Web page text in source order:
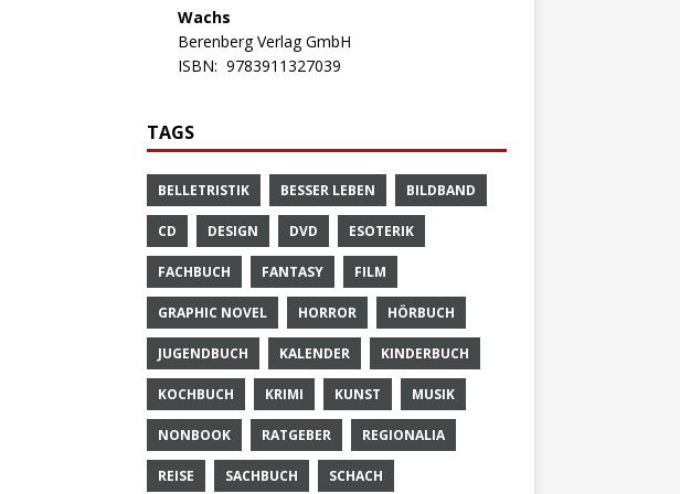
Wachs
Berenberg Verlag GmbH
ISBN: 9783911327039
TAGS
BELLETRISTIK BESSER LEBEN BILDBAND
CD DESIGN DVD ESOTERIK
FACHBUCH FANTASY FILM
GRAPHIC NOVEL HORROR HÖRBUCH
JUGENDBUCH KALENDER KINDERBUCH
KOCHBUCH KRIMI KUNST MUSIK
NONBOOK RATGEBER REGIONALIA
REISE SACHBUCH SCHACH